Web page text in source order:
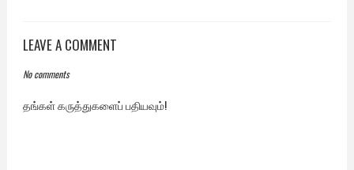
LEAVE A COMMENT
No comments
தங்கள் கருத்துகளைப் பதியவும்!